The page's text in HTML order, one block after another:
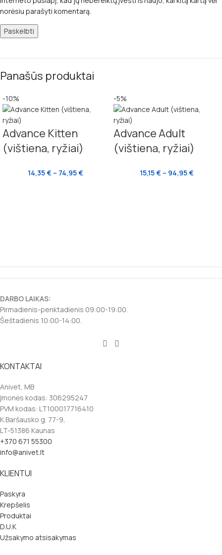
norėsiu parašyti komentarą.
Panašūs produktai
-10%
Advance Kitten
(vištiena, ryžiai)
14,35€ – 74,95€
-5%
Advance Adult
(vištiena, ryžiai)
15,15€ – 94,95€
DARBO LAIKAS:
Pirmadienis-penktadienis 09:00-19:00.
Šeštadienis 10:00-14:00.
KONTAKTAI
Anivet, MB
Įmonės kodas: 306295247
PVM kodas: LT100017716410
K.Baršausko g. 77-9,
LT-51386 Kaunas
+370 671 55300
info@anivet.lt
KLIENTUI
Paskyra
Krepšelis
Produktai
D.U.K
Užsakymo atsisakymas